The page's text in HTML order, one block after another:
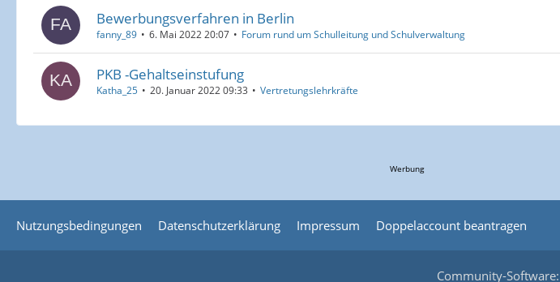
Bewerbungsverfahren in Berlin
fanny_89 6. Mai 2022 20:07 Forum rund um Schulleitung und Schulverwaltung
PKB -Gehaltseinstufung
Katha_25 20. Januar 2022 09:33 Vertretungslehrkräfte
Werbung
Nutzungsbedingungen Datenschutzerklärung Impressum Doppelaccount beantragen
Community-Software: